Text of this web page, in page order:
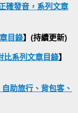
確發音，系列文章
目錄】(持續更新)
比系列文章目錄】
助旅行、背包客、